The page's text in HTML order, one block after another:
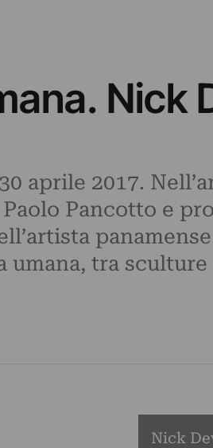
Nick
aprile 2017.
Pancotto e
umana, tra
Nick